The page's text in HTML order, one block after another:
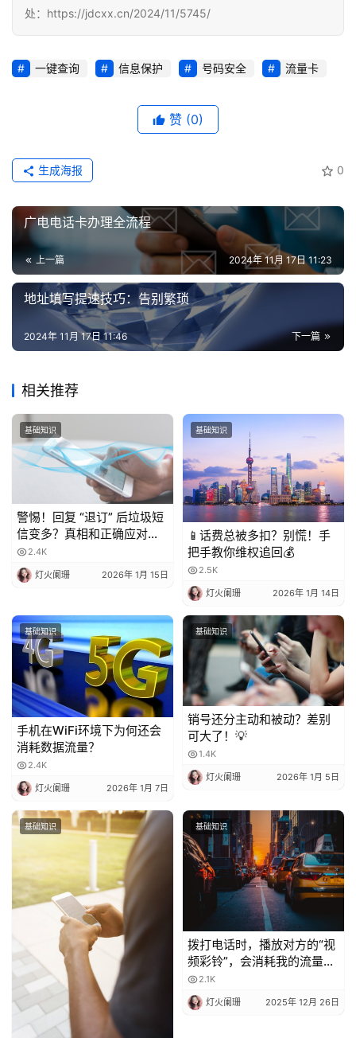
行
讯
推
荐
号
认
证
增
值
务
处：https://jdcxx.cn/2024/11/5745/
一键查询 信息保护 号码安全 流量卡
赞 (0)
0
生成海报
广电电话卡办理全流程
上一篇 2024年 11月 17日 11:23
地址填写提速技巧：告别繁琐
下一篇
2024年 11月 17日 11:46
相关推荐
基础知识
警惕！回复 “退订” 后垃圾短
信变多？真相和正确应对方
法都在这
2.4K
灯火阑珊 2026年 1月 15日
基础知识
📱话费总被多扣？别慌！手
把手教你维权追回💰
2.5K
灯火阑珊 2026年 1月 14日
基础知识
手机在WiFi环境下为何还会
消耗数据流量？
2.4K
灯火阑珊 2026年 1月 7日
基础知识
销号还分主动和被动？差别
可大了！💡
1.4K
灯火阑珊 2026年 1月 5日
基础知识 基础知识
拨打电话时，播放对方的“视
频彩铃”，会消耗我的流量
吗？
2.1K
灯火阑珊 2025年 12月 26日